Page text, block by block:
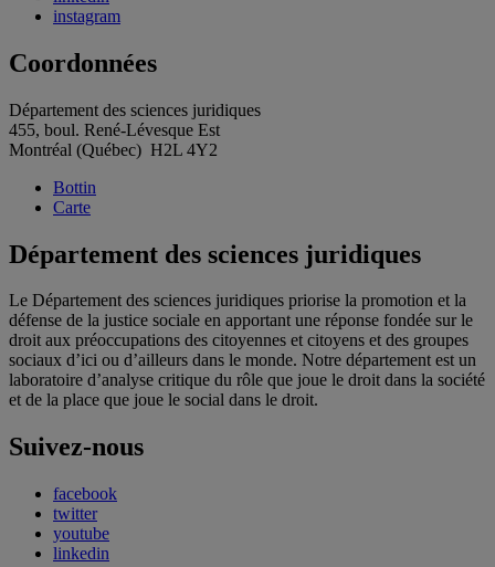
instagram
Coordonnées
Département des sciences juridiques
455, boul. René-Lévesque Est
Montréal (Québec) H2L 4Y2
Bottin
Carte
Département des sciences juridiques
Le Département des sciences juridiques priorise la promotion et la
défense de la justice sociale en apportant une réponse fondée sur le
droit aux préoccupations des citoyennes et citoyens et des groupes
sociaux d’ici ou d’ailleurs dans le monde. Notre département est un
laboratoire d’analyse critique du rôle que joue le droit dans la société
et de la place que joue le social dans le droit.
Suivez-nous
facebook
twitter
youtube
linkedin